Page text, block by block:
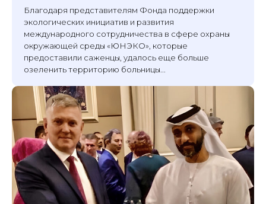
Благодаря представителям Фонда поддержки
экологических инициатив и развития
международного сотрудничества в сфере охраны
окружающей среды «ЮНЭКО», которые
предоставили саженцы, удалось еще больше
озеленить территорию больницы...